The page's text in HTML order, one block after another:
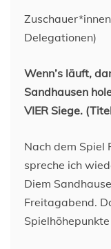
Delegationen)
Wenn’s läuft,
Sandhausen
VIER Siege.
Nach dem Spiel
spreche ich
Diem
Freitagabend.